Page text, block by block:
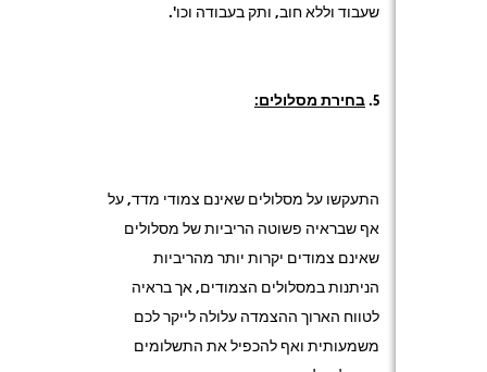
שעבוד וללא חוב, ותק בעבודה וכו'.
בחירת מסלולים:
התעקשו על מסלולים שאינם צמודי מדד, על
אף שבראיה פשוטה הריביות של מסלולים
שאינם צמודים יקרות יותר מהריביות
הניתנות במסלולים הצמודים, אך בראיה
לטווח הארוך ההצמדה עלולה לייקר לכם
משמעותית ואף להכפיל את התשלומים